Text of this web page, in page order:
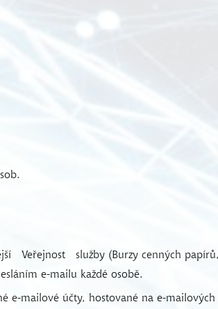
Veřejnost
služby (Burzy cenných
e-mailu každé osobě.
e-mailové účty, hostované na e-